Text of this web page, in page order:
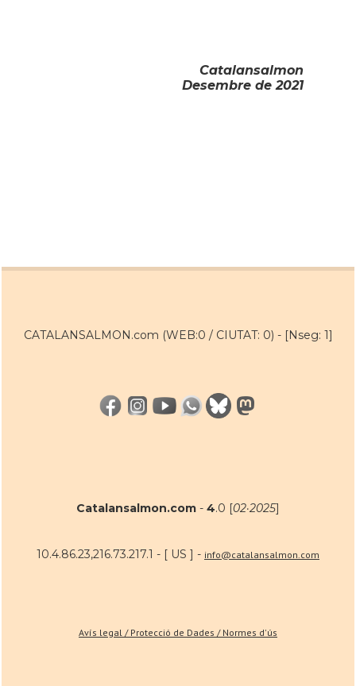
Catalansalmon
Desembre de 2021
CATALANSALMON.com (WEB:0 / CIUTAT: 0) - [Nseg: 1]
Catalansalmon.com - 4.0 [02·2025]
10.4.86.23,216.73.217.1 - [ US ] - info@catalansalmon.com
Avís legal / Protecció de Dades / Normes d'ús